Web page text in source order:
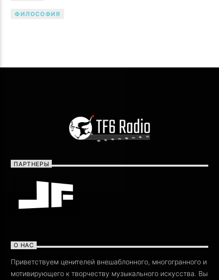
ФИЛОСОФИЯ
ПАРТНЕРЫ
О НАС
Приветствуем ценителей внешаблонного, многогранного и
мотивирующего к творчеству музыкального искусства. Вы